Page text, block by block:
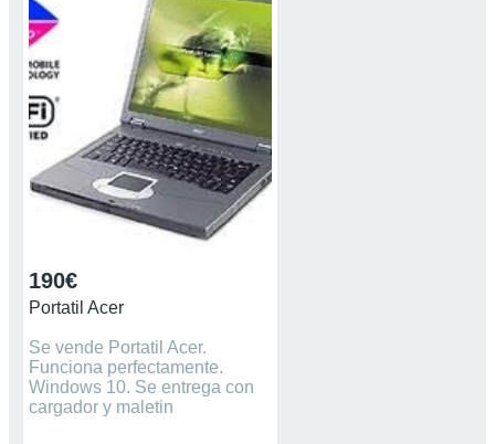
190€
Portatil Acer
Se vende Portatil Acer.
Funciona perfectamente.
Windows 10. Se entrega con
cargador y maletin